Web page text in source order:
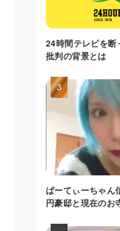
24時間テレビを断
批判の背景とは
ぱーてぃーちゃん
円豪邸と現在のお